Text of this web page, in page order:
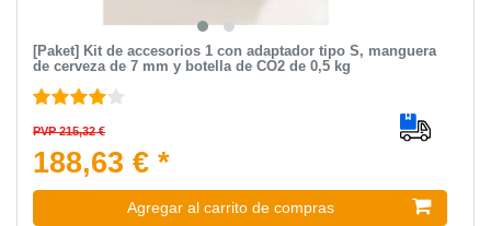
[Paket] Kit de accesorios 1 con adaptador tipo S, manguera
de cerveza de 7 mm y botella de CO2 de 0,5 kg
PVP 215,32 €
188,63 € *
Agregar al carrito de compras